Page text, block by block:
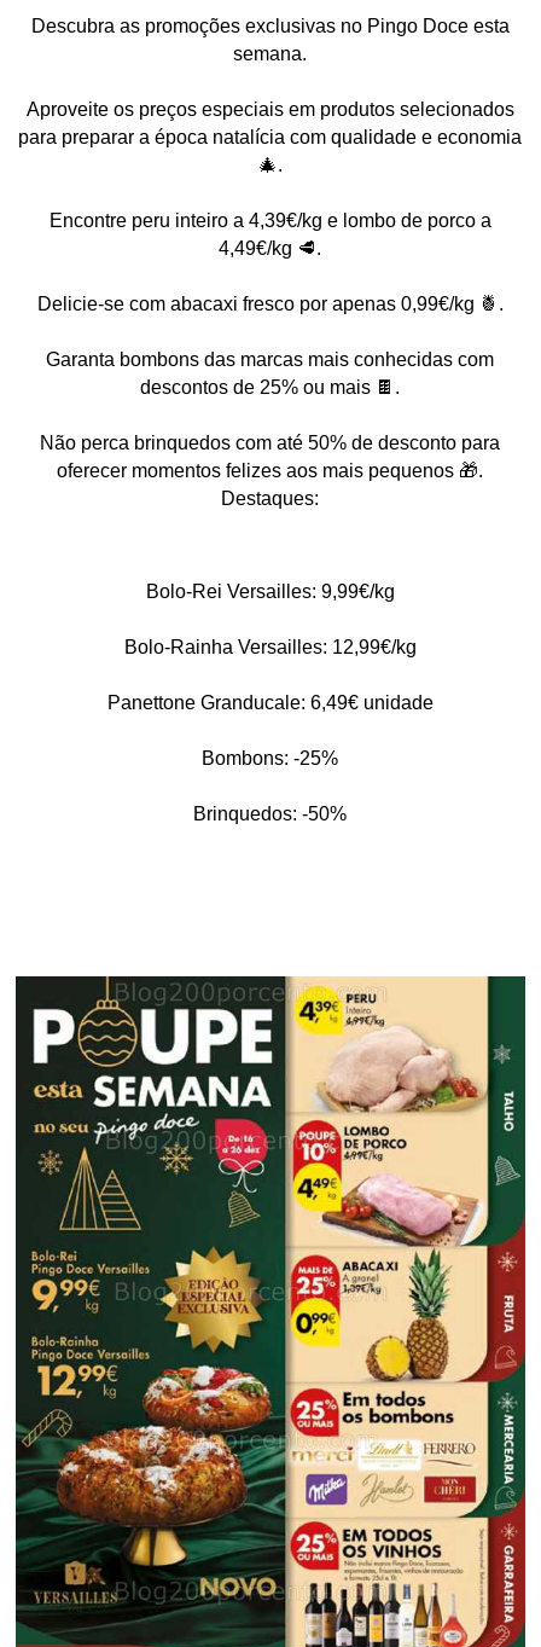
Descubra as promoções exclusivas no Pingo Doce esta
semana.
Aproveite os preços especiais em produtos selecionados
para preparar a época natalícia com qualidade e economia
🎄.
Encontre peru inteiro a 4,39€/kg e lombo de porco a
4,49€/kg 🥩.
Delicie-se com abacaxi fresco por apenas 0,99€/kg 🍍.
Garanta bombons das marcas mais conhecidas com
descontos de 25% ou mais 🍫.
Não perca brinquedos com até 50% de desconto para
oferecer momentos felizes aos mais pequenos 🎁.
Destaques:
Bolo-Rei Versailles: 9,99€/kg
Bolo-Rainha Versailles: 12,99€/kg
Panettone Granducale: 6,49€ unidade
Bombons: -25%
Brinquedos: -50%